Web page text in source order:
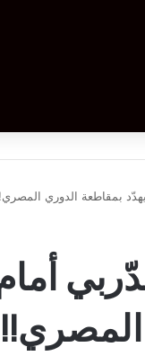
بمقاطعة الدوري
المصري!!